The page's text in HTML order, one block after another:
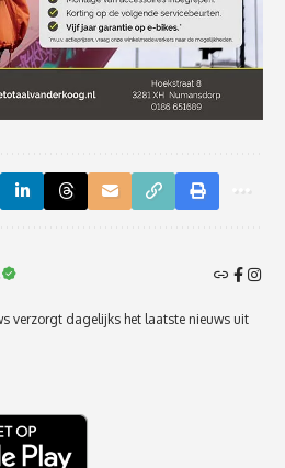
verzorgt dagelijks het laatste nieuws uit